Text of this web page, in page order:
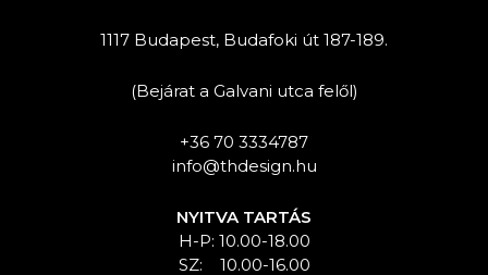
1117 Budapest, Budafoki út 187-189.
(Bejárat a Galvani utca felől)
+36 70 3334787
info@thdesign.hu
NYITVA TARTÁS
H-P: 10.00-18.00
SZ: 10.00-16.00